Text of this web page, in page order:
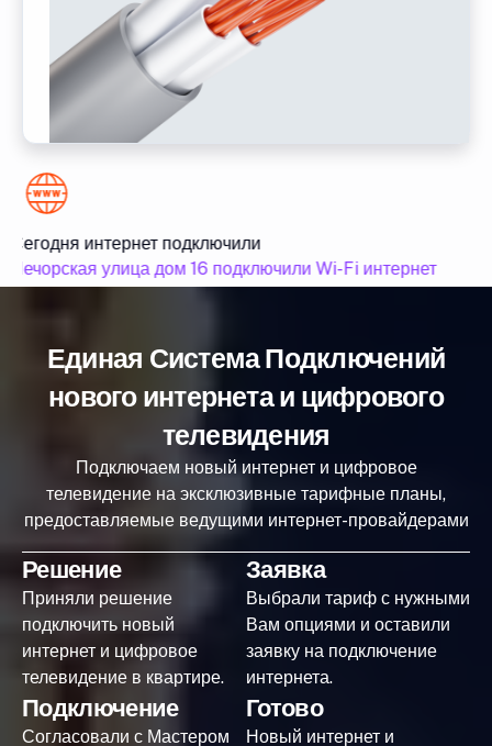
Сегодня интернет подключили
Печорская улица дом 16 подключили Wi-Fi интернет
Единая Система Подключений
нового интернета и цифрового
телевидения
Подключаем новый интернет и цифровое
телевидение на эксклюзивные тарифные планы,
предоставляемые ведущими интернет-провайдерами
Решение
Приняли решение
подключить новый
интернет и цифровое
телевидение в квартире.
Заявка
Выбрали тариф с нужными
Вам опциями и оставили
заявку на подключение
интернета.
Подключение
Согласовали с Мастером
Готово
Новый интернет и